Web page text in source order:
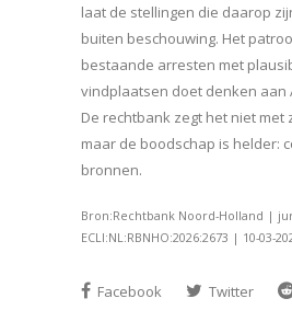
laat de stellingen die daarop
buiten beschouwing. Het
bestaande arresten met
vindplaatsen doet denken aan
De rechtbank zegt het niet met
maar de boodschap is helder:
bronnen.
Bron:Rechtbank Noord-Holland |
ECLI:NL:RBNHO:2026:2673 | 10-03-
Facebook Twitter